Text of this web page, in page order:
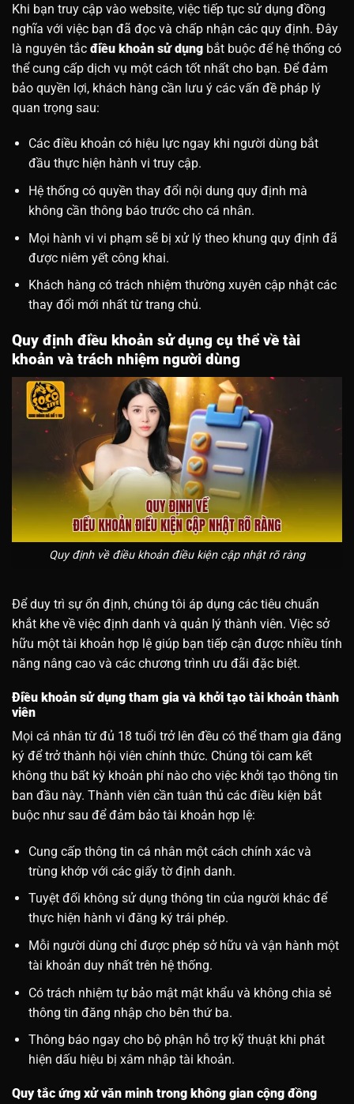
Khi bạn truy cập vào website, việc tiếp tục sử dụng đồng
nghĩa với việc bạn đã đọc và chấp nhận các quy định. Đây
là nguyên tắc điều khoản sử dụng bắt buộc để hệ thống có
thể cung cấp dịch vụ một cách tốt nhất cho bạn. Để đảm
bảo quyền lợi, khách hàng cần lưu ý các vấn đề pháp lý
quan trọng sau:
Các điều khoản có hiệu lực ngay khi người dùng bắt
đầu thực hiện hành vi truy cập.
Hệ thống có quyền thay đổi nội dung quy định mà
không cần thông báo trước cho cá nhân.
Mọi hành vi vi phạm sẽ bị xử lý theo khung quy định đã
được niêm yết công khai.
Khách hàng có trách nhiệm thường xuyên cập nhật các
thay đổi mới nhất từ trang chủ.
Quy định điều khoản sử dụng cụ thể về tài
khoản và trách nhiệm người dùng
Quy định về điều khoản điều kiện cập nhật rõ ràng
Để duy trì sự ổn định, chúng tôi áp dụng các tiêu chuẩn
khắt khe về việc định danh và quản lý thành viên. Việc sở
hữu một tài khoản hợp lệ giúp bạn tiếp cận được nhiều tính
năng nâng cao và các chương trình ưu đãi đặc biệt.
Điều khoản sử dụng tham gia và khởi tạo tài khoản thành
viên
Mọi cá nhân từ đủ 18 tuổi trở lên đều có thể tham gia đăng
ký để trở thành hội viên chính thức. Chúng tôi cam kết
không thu bất kỳ khoản phí nào cho việc khởi tạo thông tin
ban đầu này. Thành viên cần tuân thủ các điều kiện bắt
buộc như sau để đảm bảo tài khoản hợp lệ:
Cung cấp thông tin cá nhân một cách chính xác và
trùng khớp với các giấy tờ định danh.
Tuyệt đối không sử dụng thông tin của người khác để
thực hiện hành vi đăng ký trái phép.
Mỗi người dùng chỉ được phép sở hữu và vận hành một
tài khoản duy nhất trên hệ thống.
Có trách nhiệm tự bảo mật mật khẩu và không chia sẻ
thông tin đăng nhập cho bên thứ ba.
Thông báo ngay cho bộ phận hỗ trợ kỹ thuật khi phát
hiện dấu hiệu bị xâm nhập tài khoản.
Quy tắc ứng xử văn minh trong không gian cộng đồng